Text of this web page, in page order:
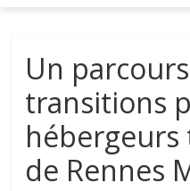
Un
transitions
de Rennes